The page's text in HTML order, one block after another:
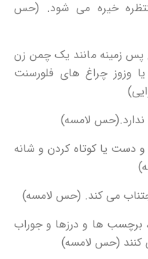
خیره می شود. (حس
پس زمینه مانند یک چمن زن
وزوز چراغ های فلورسنت
و دست یا کوتاه کردن و شانه
برچسب ها و درزها و جوراب
کنند (حس لامسه)